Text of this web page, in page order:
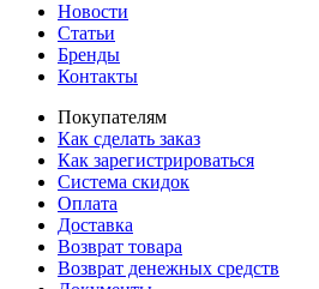
Новости
Статьи
Бренды
Контакты
Покупателям
Как сделать заказ
Как зарегистрироваться
Система скидок
Оплата
Доставка
Возврат товара
Возврат денежных средств